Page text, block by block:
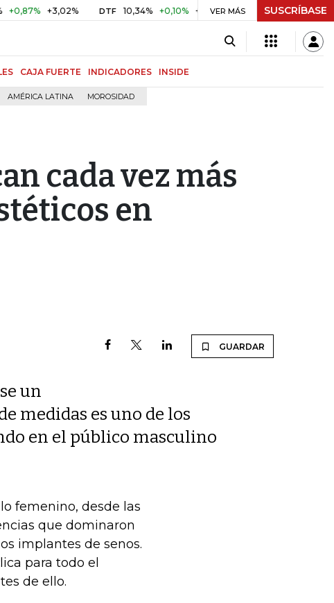
+3,02% DTF 10,34% +0,10% +0,98% UVR $ 416,86 +$ 0,05
VER MÁS SUSCRÍBASE
CAJA FUERTE INDICADORES INSIDE
AMÉRICA LATINA MOROSIDAD
cada vez más
en
GUARDAR
un
medidas es uno de los
en el público masculino
femenino, desde las
que dominaron
implantes de senos.
para todo el
de ello.